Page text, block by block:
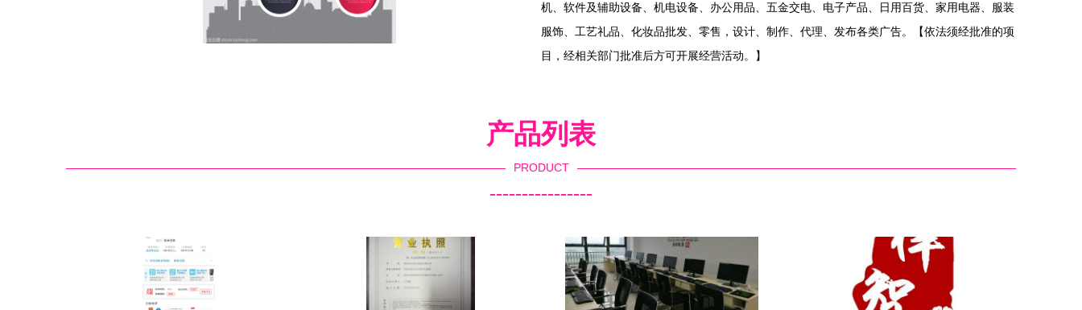
机、软件及辅助设备、机电设备、办公用品、五金交电、电子产品、日用百货、家用电器、服装
服饰、工艺礼品、化妆品批发、零售，设计、制作、代理、发布各类广告。【依法须经批准的项
目，经相关部门批准后方可开展经营活动。】
产品列表
PRODUCT
----------------